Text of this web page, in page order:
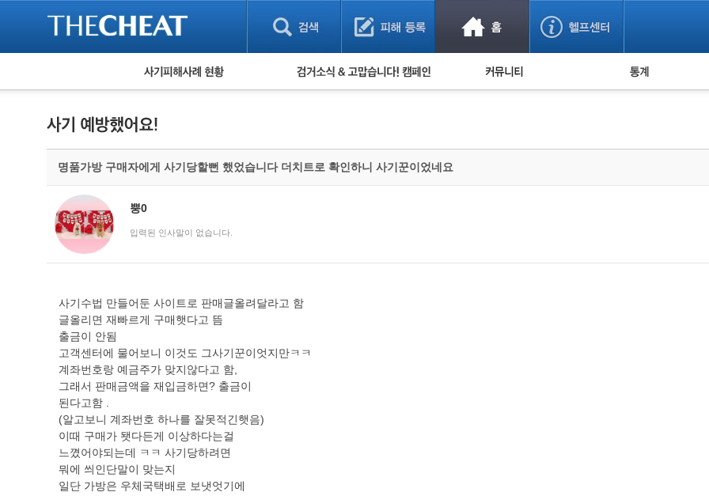
피해사례 현황
게임 · 비실물 피해사례
보이스피싱 피해사례
유해사이트 목록
검거 소식 사기 예방했어요! 누적 피해사례 통계
명품가방 구매자에게 사기당할뻔 했었습니다 더치트로 확인하니 사기꾼이었네요
뿡0
입력된 인사말이 없습니다.
사기수법 만들어둔 사이트로 판매글올려달라고 함
글올리면 재빠르게 구매햇다고 뜸
출금이 안됨
고객센터에 물어보니 이것도 그사기꾼이엇지만ㅋㅋ
계좌번호랑 예금주가 맞지않다고 함,
그래서 판매금액을 재입금하면? 출금이
된다고함 .
(알고보니 계좌번호 하나를 잘못적긴햇음)
이때 구매가 됏다든게 이상하다는걸
느꼈어야되는데 ㅋㅋ 사기당하려면
뭐에 씌인단말이 맞는지
일단 가방은 우체국택배로 보냇엇기에